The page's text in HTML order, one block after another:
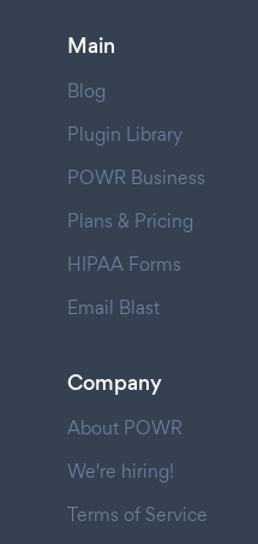
Main
Blog
Plugin Library
POWR Business
Plans & Pricing
HIPAA Forms
Email Blast
Company
About POWR
We're hiring!
Terms of Service